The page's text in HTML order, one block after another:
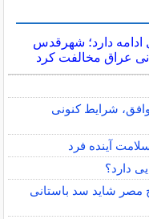
ادامه دارد؛ شهرقدس
شرایط کنونی
آینده فرد
دارد؟
مصر شاید سد باستانی